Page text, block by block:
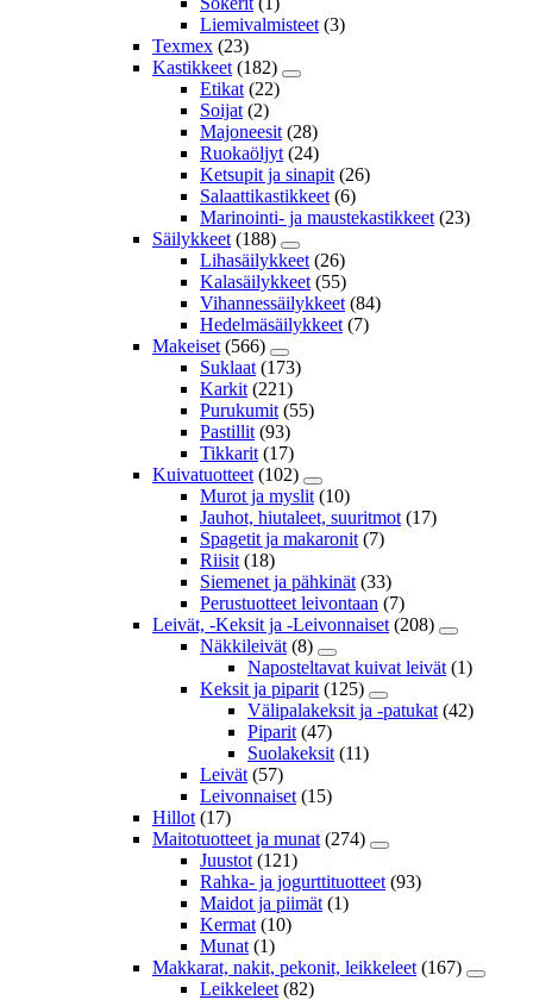
Liemivalmisteet (3)
Texmex (23)
Kastikkeet (182)
Etikat (22)
Soijat (2)
Majoneesit (28)
Ruokaöljyt (24)
Ketsupit ja sinapit (26)
Salaattikastikkeet (6)
Marinointi- ja maustekastikkeet (23)
Säilykkeet (188)
Lihasäilykkeet (26)
Kalasäilykkeet (55)
Vihannessäilykkeet (84)
Hedelmäsäilykkeet (7)
Makeiset (566)
Suklaat (173)
Karkit (221)
Purukumit (55)
Pastillit (93)
Tikkarit (17)
Kuivatuotteet (102)
Murot ja myslit (10)
Jauhot, hiutaleet, suuritmot (17)
Spagetit ja makaronit (7)
Riisit (18)
Siemenet ja pähkinät (33)
Perustuotteet leivontaan (7)
Leivät, -Keksit ja -Leivonnaiset (208)
Näkkileivät (8)
Naposteltavat kuivat leivät (1)
Keksit ja piparit (125)
Välipalakeksit ja -patukat (42)
Piparit (47)
Suolakeksit (11)
Leivät (57)
Leivonnaiset (15)
Hillot (17)
Maitotuotteet ja munat (274)
Juustot (121)
Rahka- ja jogurttituotteet (93)
Maidot ja piimät (1)
Kermat (10)
Munat (1)
Makkarat, nakit, pekonit, leikkeleet (167)
Leikkeleet (82)